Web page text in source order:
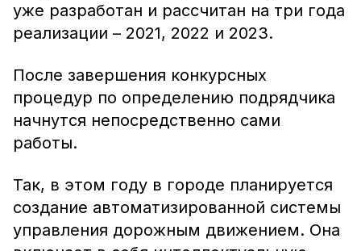
уже разработан и рассчитан на три года
реализации – 2021, 2022 и 2023.
После завершения конкурсных
процедур по определению подрядчика
начнутся непосредственно сами
работы.
Так, в этом году в городе планируется
создание автоматизированной системы
управления дорожным движением. Она